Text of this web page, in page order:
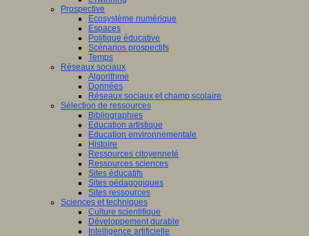
Prospective
Ecosystème numérique
Espaces
Politique éducative
Scénarios prospectifs
Temps
Réseaux sociaux
Algorithme
Données
Réseaux sociaux et champ scolaire
Sélection de ressources
Bibliographies
Education artistique
Education environnementale
Histoire
Ressources citoyenneté
Ressources sciences
Sites éducatifs
Sites pédagogiques
Sites ressources
Sciences et techniques
Culture scientifique
Développement durable
Intelligence artificielle